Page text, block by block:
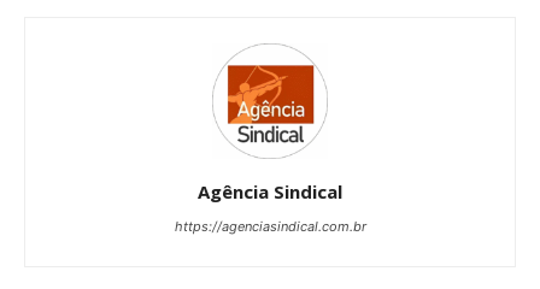
Agência Sindical
https://agenciasindical.com.br